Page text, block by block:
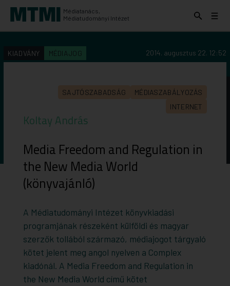
Médiatanács,
Médiatudományi Intézet
KERESÉS AZ INTÉZET ANYAGAI KÖZÖTT
Keresés
Menü
KIADVÁNY MÉDIAJOG 2014. augusztus 22. 12:52
Koltay András
SAJTÓSZABADSÁG
MÉDIASZABÁLYOZÁS
INTERNET
Media Freedom and Regulation in
the New Media World
(könyvajánló)
A Médiatudományi Intézet könyvkiadási
programjának részeként külföldi és magyar
szerzők tollából származó, médiajogot tárgyaló
kötet jelent meg angol nyelven a Complex
kiadónál. A Media Freedom and Regulation in
the New Media World című kötet